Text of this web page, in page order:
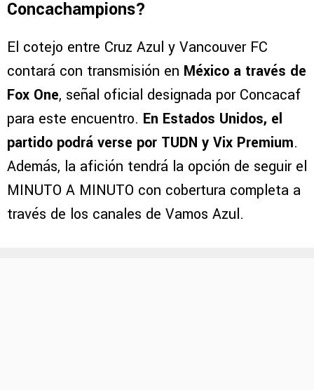
Concachampions?
El cotejo entre Cruz Azul y Vancouver FC
contará con transmisión en México a través de
Fox One, señal oficial designada por Concacaf
para este encuentro. En Estados Unidos, el
partido podrá verse por TUDN y Vix Premium.
Además, la afición tendrá la opción de seguir el
MINUTO A MINUTO con cobertura completa a
través de los canales de Vamos Azul.